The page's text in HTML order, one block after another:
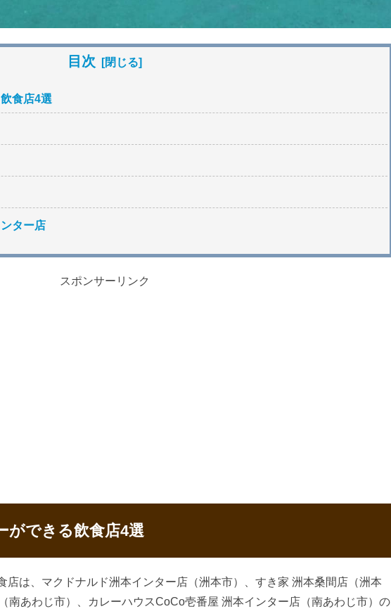
目次
食店4選
ター店
スポンサーリンク
ができる飲食店4選
店は、マクドナルド洲本インター店（洲本市）、すき家 洲本桑間店（洲本
南あわじ市）、カレーハウスCoCo壱番屋 洲本インター店（南あわじ市）の